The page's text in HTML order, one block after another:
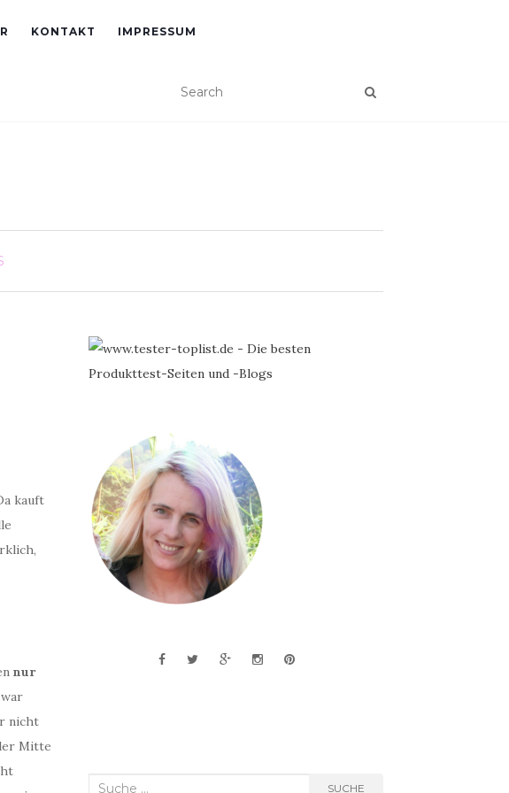
KONTAKT IMPRESSUM
kauft
nur
nicht
Mitte
Suche SUCHE